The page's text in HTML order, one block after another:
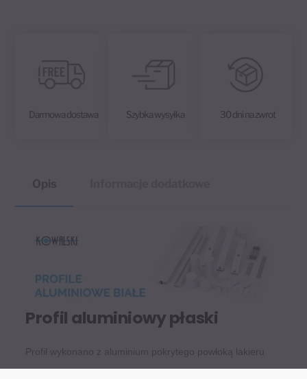
Darmowa dostawa Szybka wysyłka 30 dni na zwrot
Profil aluminiowy płaski
Profil wykonano z aluminium pokrytego powłoką lakieru
proszkowego, zabezpieczającą przed korozją i chroniącą